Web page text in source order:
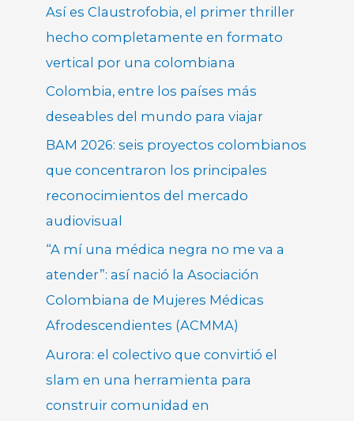
Así es Claustrofobia, el primer thriller
hecho completamente en formato
vertical por una colombiana
Colombia, entre los países más
deseables del mundo para viajar
BAM 2026: seis proyectos colombianos
que concentraron los principales
reconocimientos del mercado
audiovisual
“A mí una médica negra no me va a
atender”: así nació la Asociación
Colombiana de Mujeres Médicas
Afrodescendientes (ACMMA)
Aurora: el colectivo que convirtió el
slam en una herramienta para
construir comunidad en